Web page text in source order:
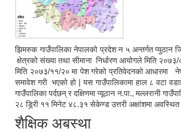
झिमरुक गाउँपालिका नेपालको प्रदेश न ५ अन्तर्गत प्युठान
क्षेत्रको संख्या तथा सीमाना निर्धारण आयोगले मिति
मिति २०७३/११/२० मा पेश गरेको प्रतिवेदनको आधारमा
समावेश गरी भएको हो | यस गाउँपालिकामा हाल ८ वटा
गाउँपालिका पर्दछन् र दक्षिणमा प्यूठान न.पा., मल्लरानी
२८ ड्रि्री ११ मिनेट ४८.३१ सेकेण्ड उत्तरी अक्षांशमा
शैक्षिक अबस्था